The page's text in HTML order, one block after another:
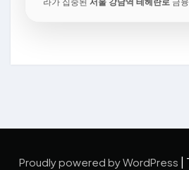
라가 집중된 서울 강남역 테헤란로 금
Proudly powered by WordPress